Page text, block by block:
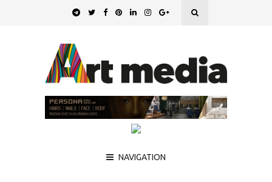
NAVIGATION